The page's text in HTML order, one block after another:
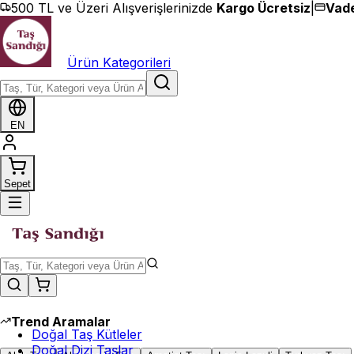
İçeriğe geç
500 TL ve Üzeri Alışverişlerinizde Kargo Ücretsiz
Ürün Kategorileri
EN
Sepet
Trend Aramalar
Doğal Taş Kütleler
Doğal Dizi Taşlar